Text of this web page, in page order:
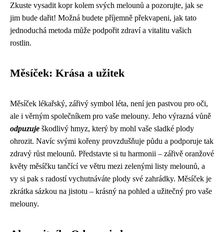
Zkuste vysadit kopr kolem svých melounů a pozorujte, jak se
jim bude dařit! Možná budete příjemně překvapeni, jak tato
jednoduchá metoda může podpořit zdraví a vitalitu vašich
rostlin.
Měsíček: Krása a užitek
Měsíček lékařský, zářivý symbol léta, není jen pastvou pro oči,
ale i věrným společníkem pro vaše melouny. Jeho výrazná vůně
odpuzuje škodlivý hmyz, který by mohl vaše sladké plody
ohrozit. Navíc svými kořeny provzdušňuje půdu a podporuje tak
zdravý růst melounů. Představte si tu harmonii – zářivě oranžové
květy měsíčku tančící ve větru mezi zelenými listy melounů, a
vy si pak s radostí vychutnáváte plody své zahrádky. Měsíček je
zkrátka sázkou na jistotu – krásný na pohled a užitečný pro vaše
melouny.